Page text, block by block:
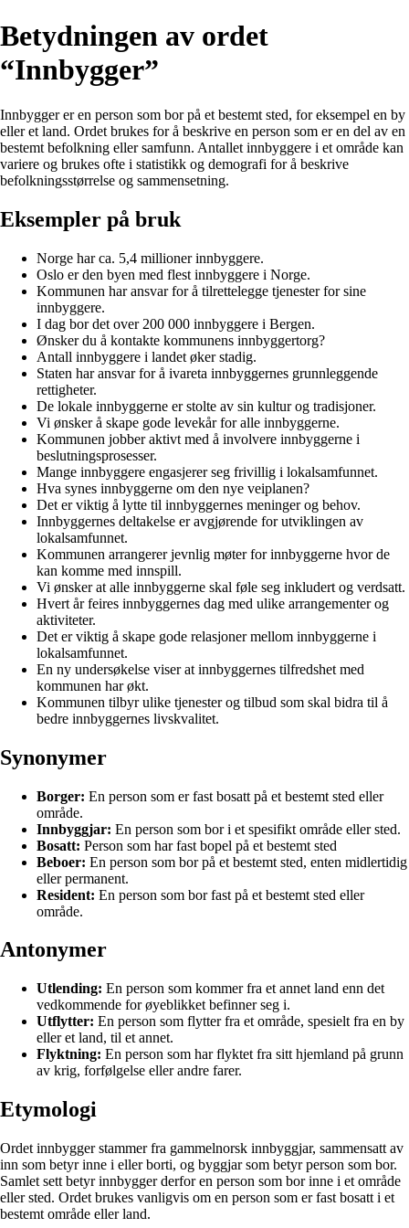
Betydningen av ordet
“Innbygger”
Innbygger er en person som bor på et bestemt sted, for eksempel en by
eller et land. Ordet brukes for å beskrive en person som er en del av en
bestemt befolkning eller samfunn. Antallet innbyggere i et område kan
variere og brukes ofte i statistikk og demografi for å beskrive
befolkningsstørrelse og sammensetning.
Eksempler på bruk
Norge har ca. 5,4 millioner innbyggere.
Oslo er den byen med flest innbyggere i Norge.
Kommunen har ansvar for å tilrettelegge tjenester for sine
innbyggere.
I dag bor det over 200 000 innbyggere i Bergen.
Ønsker du å kontakte kommunens innbyggertorg?
Antall innbyggere i landet øker stadig.
Staten har ansvar for å ivareta innbyggernes grunnleggende
rettigheter.
De lokale innbyggerne er stolte av sin kultur og tradisjoner.
Vi ønsker å skape gode levekår for alle innbyggerne.
Kommunen jobber aktivt med å involvere innbyggerne i
beslutningsprosesser.
Mange innbyggere engasjerer seg frivillig i lokalsamfunnet.
Hva synes innbyggerne om den nye veiplanen?
Det er viktig å lytte til innbyggernes meninger og behov.
Innbyggernes deltakelse er avgjørende for utviklingen av
lokalsamfunnet.
Kommunen arrangerer jevnlig møter for innbyggerne hvor de
kan komme med innspill.
Vi ønsker at alle innbyggerne skal føle seg inkludert og verdsatt.
Hvert år feires innbyggernes dag med ulike arrangementer og
aktiviteter.
Det er viktig å skape gode relasjoner mellom innbyggerne i
lokalsamfunnet.
En ny undersøkelse viser at innbyggernes tilfredshet med
kommunen har økt.
Kommunen tilbyr ulike tjenester og tilbud som skal bidra til å
bedre innbyggernes livskvalitet.
Synonymer
Borger: En person som er fast bosatt på et bestemt sted eller
område.
Innbyggjar: En person som bor i et spesifikt område eller sted.
Bosatt: Person som har fast bopel på et bestemt sted
Beboer: En person som bor på et bestemt sted, enten midlertidig
eller permanent.
Resident: En person som bor fast på et bestemt sted eller
område.
Antonymer
Utlending: En person som kommer fra et annet land enn det
vedkommende for øyeblikket befinner seg i.
Utflytter: En person som flytter fra et område, spesielt fra en by
eller et land, til et annet.
Flyktning: En person som har flyktet fra sitt hjemland på grunn
av krig, forfølgelse eller andre farer.
Etymologi
Ordet innbygger stammer fra gammelnorsk innbyggjar, sammensatt av
inn som betyr inne i eller borti, og byggjar som betyr person som bor.
Samlet sett betyr innbygger derfor en person som bor inne i et område
eller sted. Ordet brukes vanligvis om en person som er fast bosatt i et
bestemt område eller land.